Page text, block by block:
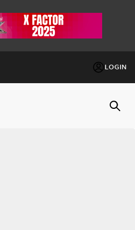
LOGIN
FACTOR